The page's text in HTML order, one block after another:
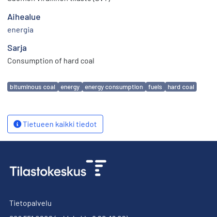
Aihealue
energia
Sarja
Consumption of hard coal
Avainsanat
bituminous coal energy energy consumption fuels hard coal
Tietueen kaikki tiedot
Tietopalvelu